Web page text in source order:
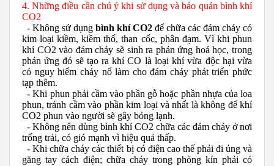
4. Những điều cần chú ý khi sử dụng và bảo quản bình khí
CO2
- Không sử dụng bình khí CO2 để chữa các đám cháy có
kim loại kiềm, kiềm thổ, than cốc, phân đạm. Vì khi phun
khí CO2 vào đám cháy sẽ sinh ra phản ứng hoá học, trong
phản ứng đó sẽ tạo ra khí CO là loại khí vừa độc hại vừa
có nguy hiểm cháy nổ làm cho đám cháy phát triển phức
tạp thêm.
- Khi phun phải cầm vào phần gỗ hoặc phần nhựa của loa
phun, tránh cầm vào phần kim loại và nhất là không để khí
CO2 phun vào người sẽ gây bỏng lạnh.
- Không nên dùng bình khí CO2 chữa các đám cháy ở nơi
trống trải, có gió mạnh vì hiệu quả thấp.
- Khi chữa cháy các thiết bị có điện cao thế phải đi ủng và
găng tay cách điện; chữa cháy trong phòng kín phải có